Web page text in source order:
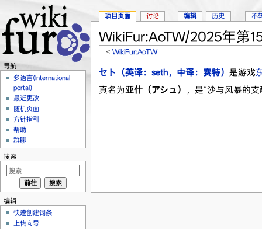
WikiFur:AoTW/2025年第
<WikiFur:AoTW
セト（英译：seth，中译：赛特） 是游戏
真名为亚什（アシュ） ，是“沙与风暴的
项目页面 讨论 编辑 历史 不
导航
多语言(International
portal)
最近更改
随机页面
方针指引
帮助
群聊
搜索
编辑
快速创建词条
上传向导